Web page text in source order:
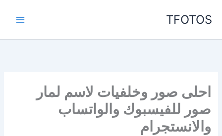
TFOTOS
احلى صور وخلفيات لاسم لمار
صور للفيسبوك والواتساب
والانستجرام